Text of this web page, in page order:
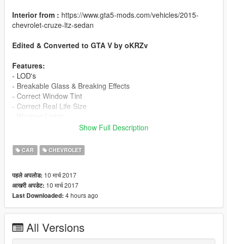
Interior from : https://www.gta5-mods.com/vehicles/2015-
chevrolet-cruze-ltz-sedan
Edited & Converted to GTA V by oKRZv
Features:
- LOD's
- Breakable Glass & Breaking Effects
- Correct Window Tint
- Correct Real Life Size
- HQ Rims & Tires
- Correct Doors Opening
- Hands On Steering Wheel 100%
- HQ Interior & Exterior
- Front License Plate As Extra
- No tint on light glass
- Low Poly
Replace:asea
Show Full Description
CAR CHEVROLET
पहले अपलोड: 10 मार्च 2017
आखरी अपडेट: 10 मार्च 2017
Last Downloaded: 4 hours ago
All Versions